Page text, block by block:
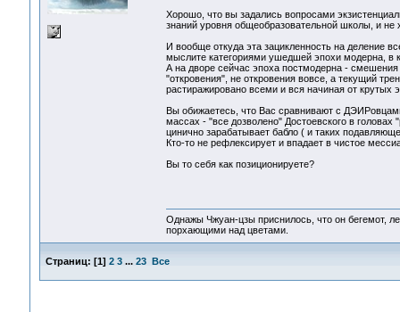
Хорошо, что вы задались вопросами
знаний уровня общеобразовательной школы, и не
И вообще откуда эта зацикленность на деление
мыслите категориями ушедшей эпохи модерна, в
А на дворе сейчас эпоха постмодерна -
"откровения", не откровения вовсе, а текущий
растиражировано всеми и вся начиная от
Вы обижаетесь, что Вас сравнивают с
массах - "все дозволено" Достоевского в головах
цинично зарабатывает бабло ( и таких
Кто-то не рефлексирует и впадает в чистое
Вы то себя как позиционируете?
Однажы Чжуан-цзы приснилось, что он бегемот,
порхающими над цветами.
Страниц: [1] 2 3 ... 23 Все